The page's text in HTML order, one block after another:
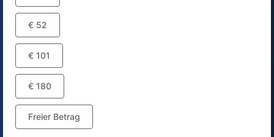
€ 52
€ 101
€ 180
Freier Betrag